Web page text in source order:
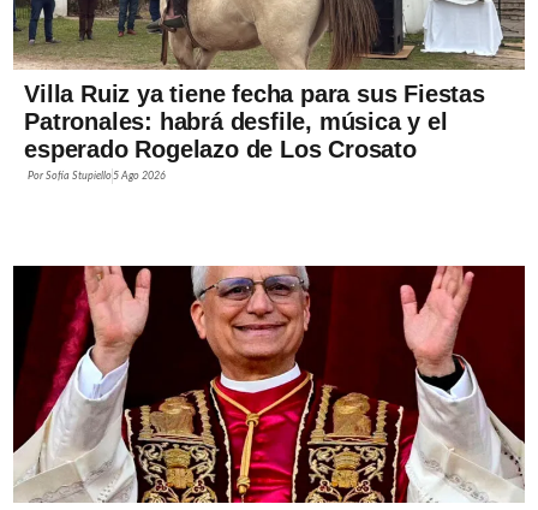
Villa Ruiz ya tiene fecha para sus Fiestas
Patronales: habrá desfile, música y el
esperado Rogelazo de Los Crosato
PorSofía Stupiello5 Ago 2026